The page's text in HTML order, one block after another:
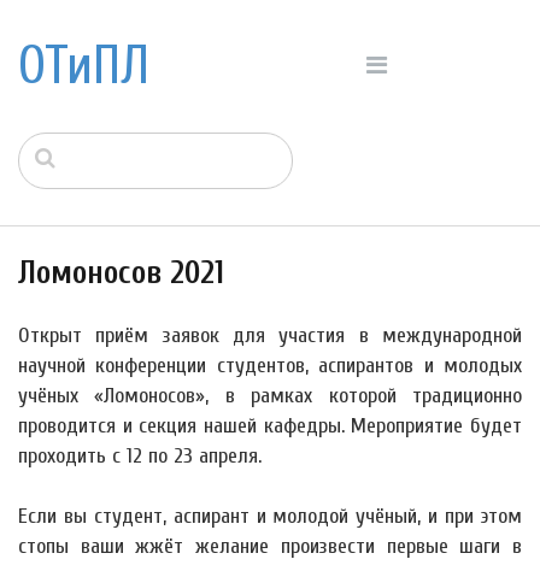
ОТиПЛ
Ломоносов 2021
Открыт приём заявок для участия в международной
научной конференции студентов, аспирантов и молодых
учёных «Ломоносов», в рамках которой традиционно
проводится и секция нашей кафедры. Мероприятие будет
проходить с 12 по 23 апреля.
Если вы студент, аспирант и молодой учёный, и при этом
стопы ваши жжёт желание произвести первые шаги в